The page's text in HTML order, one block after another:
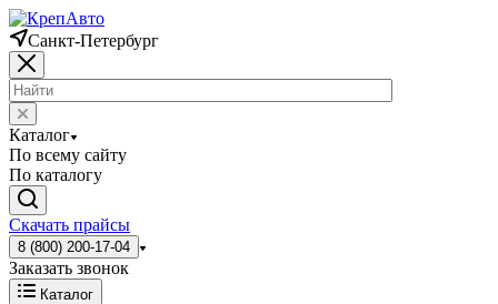
Санкт-Петербург
Каталог
По всему сайту
По каталогу
Скачать прайсы
8 (800) 200-17-04
Заказать звонок
Каталог